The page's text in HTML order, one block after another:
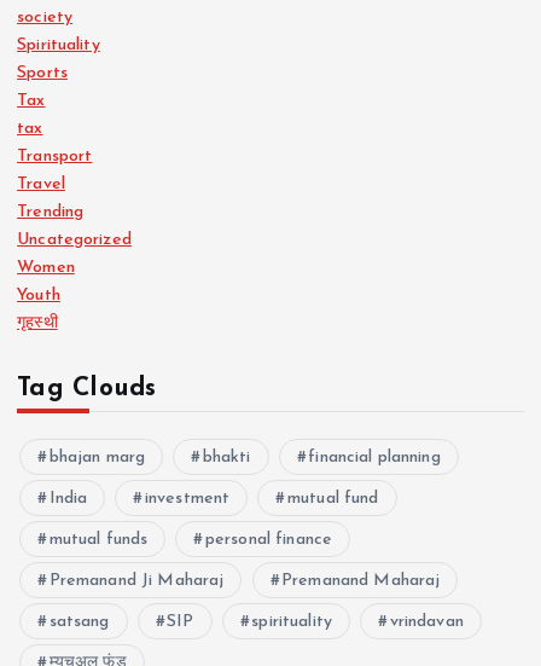
society
Spirituality
Sports
Tax
tax
Transport
Travel
Trending
Uncategorized
Women
Youth
गृहस्थी
Tag Clouds
bhajan marg bhakti financial planning
India investment mutual fund
mutual funds personal finance
Premanand Ji Maharaj Premanand Maharaj
satsang SIP spirituality vrindavan